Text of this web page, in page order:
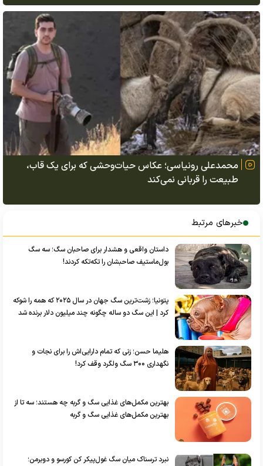
محمدعلی رونیاسی؛ عکاس حیات‌وحشی که برای یک قاب،
طبیعت را قربانی نمی‌کند
خبرهای مرتبط
داستان واقعی و هشدار برای صاحبان سگ؛ سه سگ
بول‌ماستیف صاحبشان را تکه‌تکه کردند!
پتونیا؛ زشت‌ترین سگ جهان در سال ۲۰۲۵ که همه را شوکه
کرد | این سگ دو ساله چگونه چند میلیون دلار برنده شد
هلیما حسن؛ زنی که تمام دارایی‌اش را برای نجات و
نگهداری ۳۰۰ سگ ولگرد وقف کرد!
بهترین مکمل‌های غذایی سگ و گربه چه هستند؛ سه تا از
بهترین مکمل‌های غذایی سگ و گربه
نبرد ترسناک میان سگ غول‌پیکر کن کورسو و دوبرمن؛